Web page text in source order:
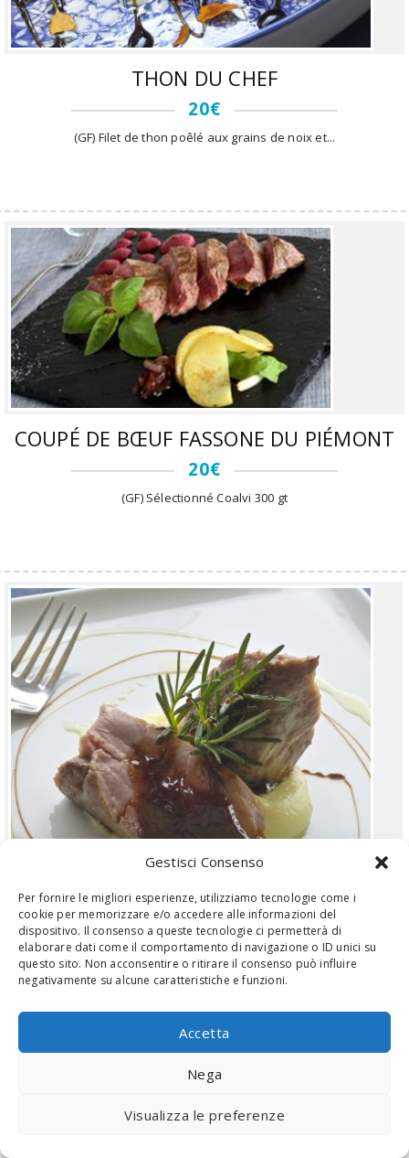
Gestisci Consenso
Per fornire le migliori esperienze, utilizziamo tecnologie come i
cookie per memorizzare e/o accedere alle informazioni del
dispositivo. Il consenso a queste tecnologie ci permetterà di
elaborare dati come il comportamento di navigazione o ID unici su
questo sito. Non acconsentire o ritirare il consenso può influire
negativamente su alcune caratteristiche e funzioni.
Accetta
Nega
Visualizza le preferenze
THON DU CHEF
20€
(GF) Filet de thon poêlé aux grains de noix et...
COUPÉ DE BŒUF FASSONE DU PIÉMONT
20€
(GF) Sélectionné Coalvi 300 gt
FILET DE PORC
17€
(GF) Viande fraîche sélectionnée cuite à basse température
accompagnée d'une...